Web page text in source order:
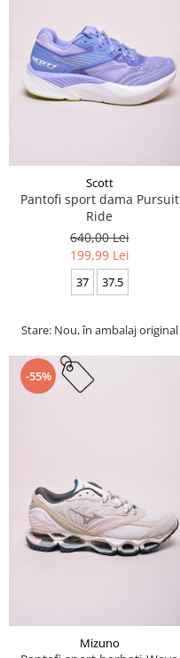
Scott
Pantofi sport dama Pursuit
Ride
640,00 Lei
199,99 Lei
37 37.5
Stare: Nou, în ambalaj original
-55%
Mizuno